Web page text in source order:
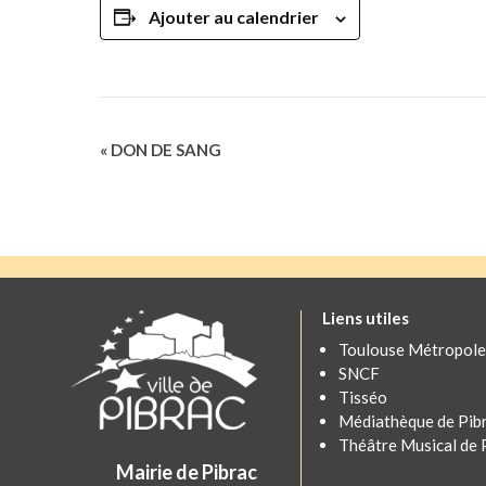
Ajouter au calendrier
Navigation
« DON DE SANG
Mairie de Pibrac
Liens utiles
Toulouse Métropole
SNCF
Tisséo
Médiathèque de
Théâtre Musical de